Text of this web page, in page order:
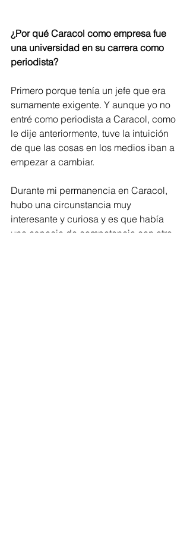
¿Por qué Caracol como empresa fue
una universidad en su carrera como
periodista?
Primero porque tenía un jefe que era
sumamente exigente. Y aunque yo no
entré como periodista a Caracol, como
le dije anteriormente, tuve la intuición
de que las cosas en los medios iban a
empezar a cambiar.
Durante mi permanencia en Caracol,
hubo una circunstancia muy
interesante y curiosa y es que había
una especie de competencia con otro